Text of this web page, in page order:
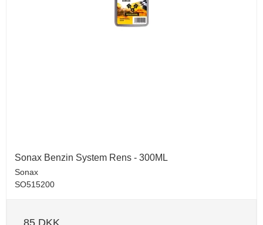
Sonax Benzin System Rens - 300ML
Sonax
SO515200
85 DKK